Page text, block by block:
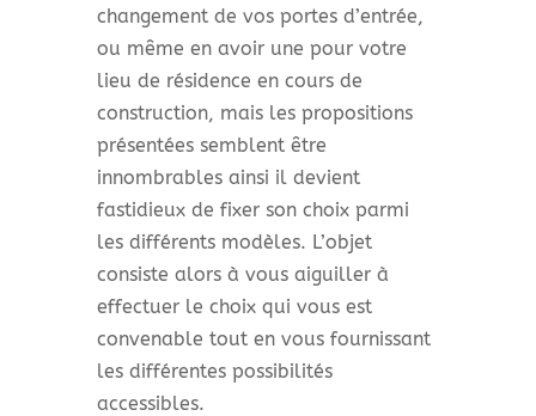
changement de vos portes d’entrée,
ou même en avoir une pour votre
lieu de résidence en cours de
construction, mais les propositions
présentées semblent être
innombrables ainsi il devient
fastidieux de fixer son choix parmi
les différents modèles. L’objet
consiste alors à vous aiguiller à
effectuer le choix qui vous est
convenable tout en vous fournissant
les différentes possibilités
accessibles.